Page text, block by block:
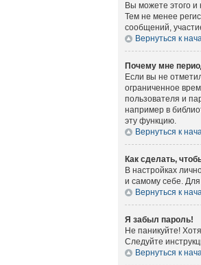
Вы можете этого и
Тем не менее
сообщений,
Вернуться к
Почему мне
Если вы не
ограниченное
пользователя и
например в
эту функцию.
Вернуться к
Как сделать,
В настройках
и самому себе.
Вернуться к
Я забыл пароль!
Не паникуйте!
Следуйте
Вернуться к